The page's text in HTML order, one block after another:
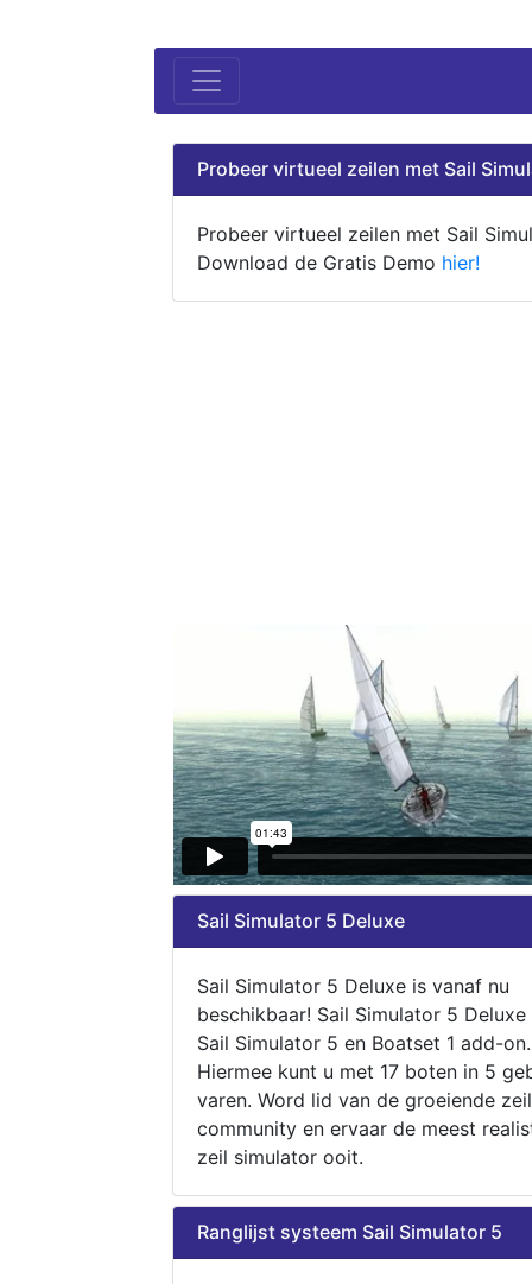
Probeer virtueel zeilen met Sail
Probeer virtueel zeilen met Sail
Download de Gratis Demo hier!
Sail Simulator 5 Deluxe
Sail Simulator 5 Deluxe is vanaf nu
beschikbaar! Sail Simulator 5
Sail Simulator 5 en Boatset 1 add-on.
Hiermee kunt u met 17 boten in 5
varen. Word lid van de groeiende zeil
community en ervaar de meest
zeil simulator ooit.
Ranglijst systeem Sail Simulator 5